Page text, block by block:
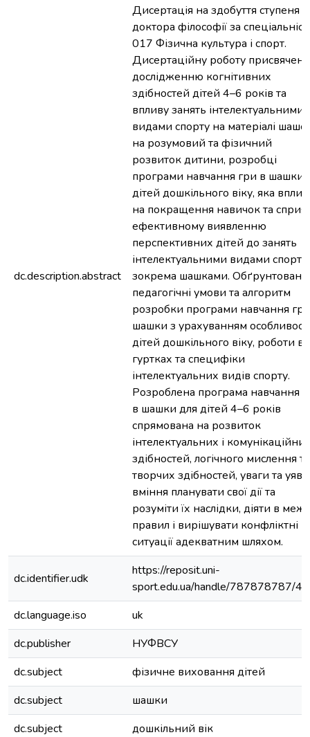
dc.description.abstract
Дисертація на здобуття ступеня
доктора філософії за
017 Фізична культура і спорт.
Дисертаційну роботу присвячено
дослідженню когнітивних
здібностей дітей 4–6 років та
впливу занять інтелектуальними
видами спорту на матеріалі
на розумовий та фізичний
розвиток дитини, розробці
програми навчання гри в шашки
дітей дошкільного віку, яка
на покращення навичок та
ефективному виявленню
перспективних дітей до занять
інтелектуальними видами спорту,
зокрема шашками. Обґрунтовано
педагогічні умови та алгоритм
розробки програми навчання
шашки з урахуванням
дітей дошкільного віку, роботи в
гуртках та специфіки
інтелектуальних видів спорту.
Розроблена програма навчання
в шашки для дітей 4–6 років
спрямована на розвиток
інтелектуальних і
здібностей, логічного мислення та
творчих здібностей, уваги та
вміння планувати свої дії та
розуміти їх наслідки, діяти в
правил і вирішувати конфліктні
ситуації адекватним шляхом.
dc.identifier.udk
https://reposit.uni-
sport.edu.ua/handle/787878787/
dc.language.iso
uk
dc.publisher
НУФВСУ
dc.subject
фізичне виховання дітей
dc.subject
шашки
dc.subject
дошкільний вік